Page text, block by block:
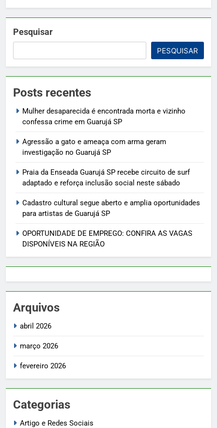
Pesquisar
PESQUISAR
Posts recentes
Mulher desaparecida é encontrada morta e vizinho
confessa crime em Guarujá SP
Agressão a gato e ameaça com arma geram
investigação no Guarujá SP
Praia da Enseada Guarujá SP recebe circuito de surf
adaptado e reforça inclusão social neste sábado
Cadastro cultural segue aberto e amplia oportunidades
para artistas de Guarujá SP
OPORTUNIDADE DE EMPREGO: CONFIRA AS VAGAS
DISPONÍVEIS NA REGIÃO
Arquivos
abril 2026
março 2026
fevereiro 2026
Categorias
Artigo e Redes Sociais